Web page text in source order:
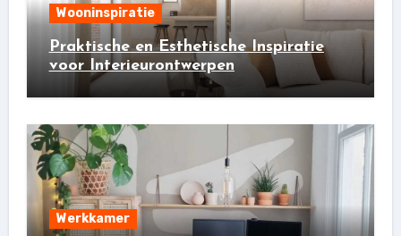
Wooninspiratie
Praktische en Esthetische Inspiratie
voor Interieurontwerpen
Werkkamer